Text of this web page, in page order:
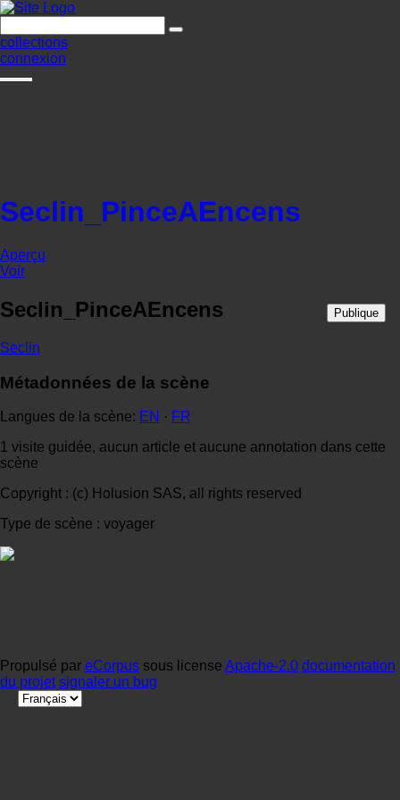
collections
connexion
Seclin_PinceAEncens
Aperçu
Voir
Seclin_PinceAEncens Publique
Seclin
Métadonnées de la scène
Langues de la scène: EN · FR
1 visite guidée, aucun article et aucune annotation dans cette
scène
Copyright : (c) Holusion SAS, all rights reserved
Type de scène : voyager
Propulsé par eCorpus sous license Apache-2.0 documentation
du projet signaler un bug